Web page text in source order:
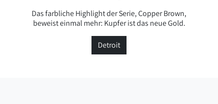
Das farbliche Highlight der Serie, Copper Brown,
beweist einmal mehr: Kupfer ist das neue Gold.
Detroit